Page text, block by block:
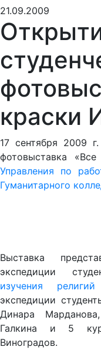
21.09.2009
краски
17 сентября 2009
фотовыставка
Управления по
Гуманитарного
Выставка
экспедиции
изучения
экспедиции
Динара
Галкина и 5
Виноградов.